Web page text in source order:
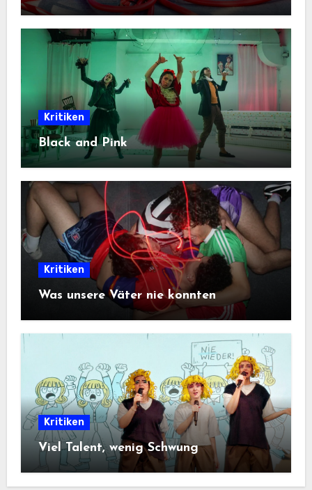
Kritiken
Black and Pink
Kritiken
Was unsere Väter nie konnten
Kritiken
Viel Talent, wenig Schwung